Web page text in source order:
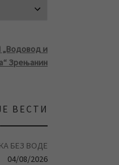
и
Зрењанин
ВЕСТИ
БЕЗ ВОДЕ
04/08/2026